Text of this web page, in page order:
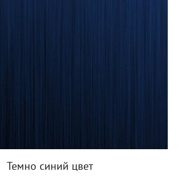
Темно синий цвет